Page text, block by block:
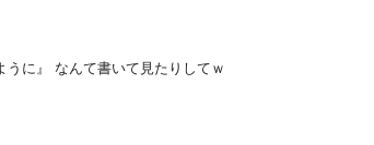
うに』 なんて書いて見たりしてｗ